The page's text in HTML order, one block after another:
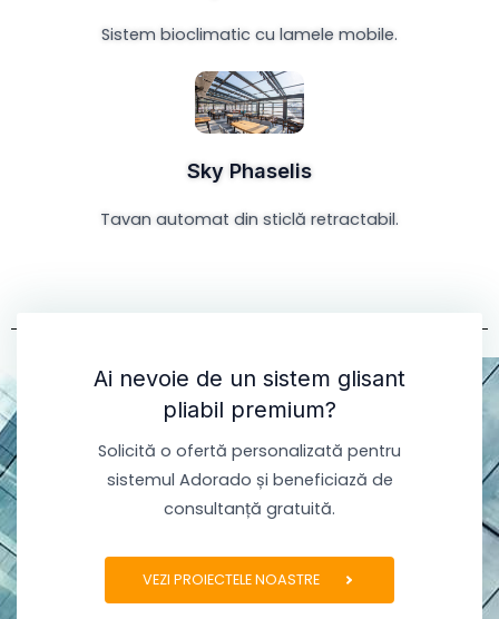
Sistem bioclimatic cu lamele mobile.
Sky Phaselis
Tavan automat din sticlă retractabil.
Ai nevoie de un sistem glisant
pliabil premium?
Solicită o ofertă personalizată pentru
sistemul Adorado și beneficiază de
consultanță gratuită.
VEZI PROIECTELE NOASTRE